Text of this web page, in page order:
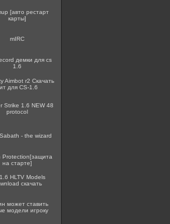
[авто рестарт
карты]
mIRC
демки для cs
1.6
Aimbot r2 Скачать
для CS-1.6
Strike 1.6 NEW 48
protocol
- the wizard
Protection[защита
на старте]
HLTV Models
скачать
может ставить
модели игроку